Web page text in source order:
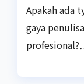
Apakah ada
gaya